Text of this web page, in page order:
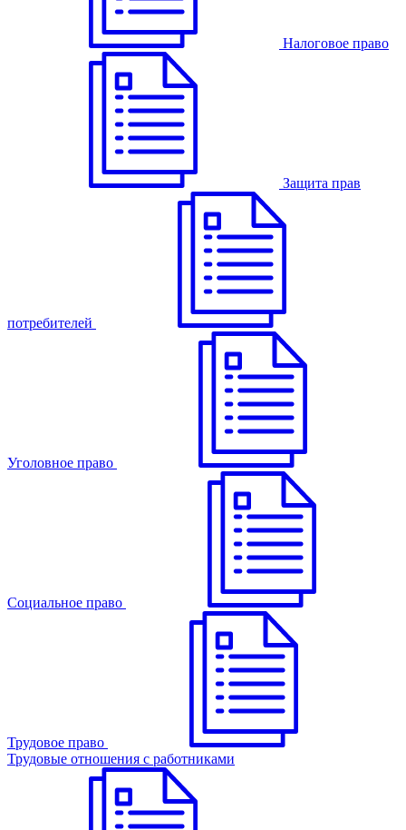
Налоговое право
Защита прав
потребителей
Уголовное право
Cоциальное право
Трудовое право
Трудовые отношения с работниками